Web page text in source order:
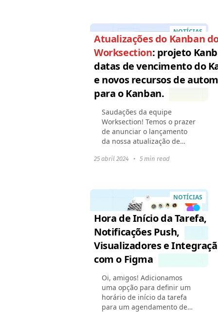
agendadasNotificação...
NOTÍCIAS
Atualizações do Kanban
Worksection: projeto
datas de vencimento do
e novos recursos de
para o Kanban.
Saudações da equipe
Worksection! Temos o prazer
de anunciar o lançamento
da nossa atualização de
Melhoramos os recursos
a...
25 abril 2024 • 5 min read
NOTÍCIAS
Hora de Início da Tarefa,
Notificações Push,
Visualizadores e
com o Figma
Oi, amigos! Adicionamos
uma opção para definir um
horário de início da tarefa
para um agendamento de